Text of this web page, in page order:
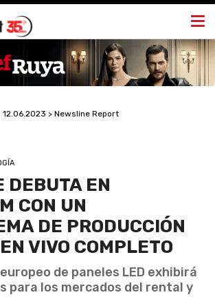
12.06.2023 > Newsline Report
DEBUTA EN
CON UN
DE PRODUCCIÓN
VIVO COMPLETO
de paneles LED exhibirá
para los mercados del rental y